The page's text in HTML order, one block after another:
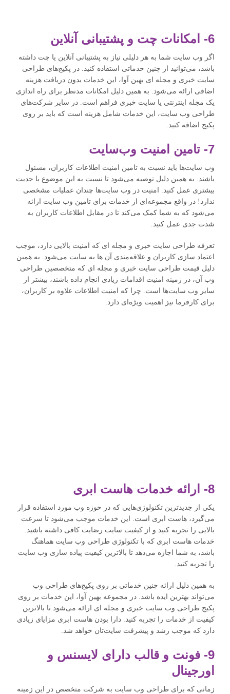
6- امکانات چت و پشتیبانی آنلاین
اگر وب سایت شما به هر دلیلی نیاز به پشتیبانی آنلاین یا چت داشته
باشد، می‌توانید از چنین خدماتی استفاده کنید. در پکیج‌های طراحی
سایت خبری و مجله ای بهین آوا، این خدمات بدون دریافت هزینه
اضافی ارائه می‌شود. به همین دلیل امکانات مدنظر برای راه اندازی
یک مجله اینترنتی یا سایت خبری فراهم است. در سایر شرکت‌های
طراحی وب سایت، این خدمات شامل هزینه است که باید بر روی
پکیج اضافه کنید.
7- تامین امنیت وب‌سایت
وب سایت‌ها باید نسبت به تامین امنیت اطلاعات کاربران، مسئول
باشند. به همین دلیل توصیه می‌شود تا نسبت به این موضوع با جدیت
بیشتری عمل کنید. امنیت در وب سایت‌ها چندان عملیات مشخصی
ندارد! در واقع مجموعه‌ای از خدمات برای تامین وب سایت ارائه
می‌شود که به شما کمک می‌کند تا در مقابل اطلاعات کاربران به
شدت جدی عمل کنید.
تعرفه طراحی سایت خبری و مجله ای که امنیت بالایی دارد، موجب
اعتماد سازی کاربران و علاقه‌مندی آن ‌ها به سایت می‌شود. به همین
دلیل قیمت طراحی سایت خبری و مجله ای که متخصصین طراحی
وب آن، در زمینه امنیت اقدامات زیادی انجام داده باشند، بیشتر از
سایر وب سایت‌ها است. چرا که امنیت اطلاعات علاوه بر کاربران،
برای کارفرما نیز اهمیت ویژه‌ای دارد.
8- ارائه خدمات هاست ابری
یکی از جدیدترین تکنولوژی‌هایی که در حوزه وب مورد استفاده قرار
می‌گیرد، هاست ابری است. این خدمات موجب می‌شود تا سرعت
بالایی را تجربه کنید و از کیفیت سایت رضایت کافی داشته باشید.
خدمات هاست ابری که با تکنولوژی طراحی وب سایت هماهنگ
باشد، به شما اجازه می‌دهد تا بالاترین کیفیت پیاده سازی وب سایت
را تجربه کنید.
به همین دلیل ارائه چنین خدماتی بر روی پکیج‌های طراحی وب
می‌تواند بهترین ایده باشد. در مجموعه بهین آوا، این خدمات بر روی
پکیج طراحی وب سایت خبری و مجله ای ارائه می‌شود تا بالاترین
کیفیت از خدمات را تجربه کنید. دارا بودن هاست ابری مزایای زیادی
دارد که موجب رشد و پیشرفت سایت‌تان خواهد شد.
9- فونت و قالب دارای لایسنس و
اورجینال
زمانی که برای طراحی وب سایت به شرکت متخصص در این زمینه